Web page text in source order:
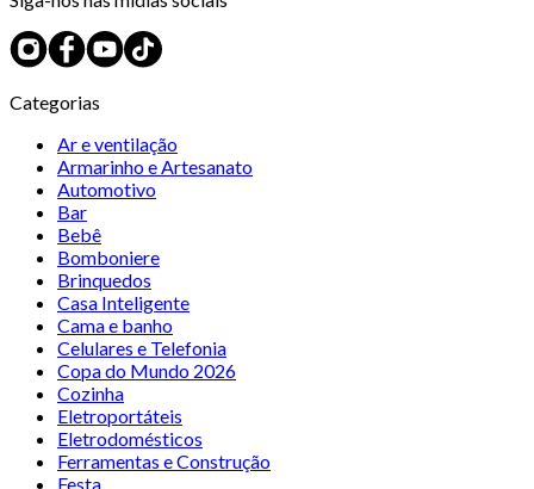
Categorias
Ar e ventilação
Armarinho e Artesanato
Automotivo
Bar
Bebê
Bomboniere
Brinquedos
Casa Inteligente
Cama e banho
Celulares e Telefonia
Copa do Mundo 2026
Cozinha
Eletroportáteis
Eletrodomésticos
Ferramentas e Construção
Festa